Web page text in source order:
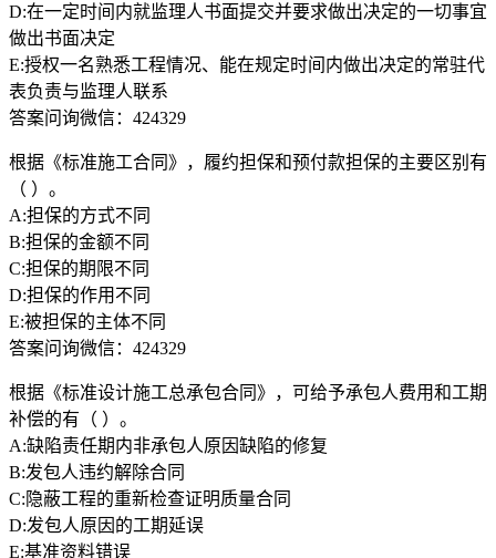
D:在一定时间内就监理人书面提交并要求做出决定的一切事宜
做出书面决定
E:授权一名熟悉工程情况、能在规定时间内做出决定的常驻代
表负责与监理人联系
答案问询微信：424329
根据《标准施工合同》，履约担保和预付款担保的主要区别有
（ ）。
A:担保的方式不同
B:担保的金额不同
C:担保的期限不同
D:担保的作用不同
E:被担保的主体不同
答案问询微信：424329
根据《标准设计施工总承包合同》，可给予承包人费用和工期
补偿的有（ ）。
A:缺陷责任期内非承包人原因缺陷的修复
B:发包人违约解除合同
C:隐蔽工程的重新检查证明质量合同
D:发包人原因的工期延误
E:基准资料错误